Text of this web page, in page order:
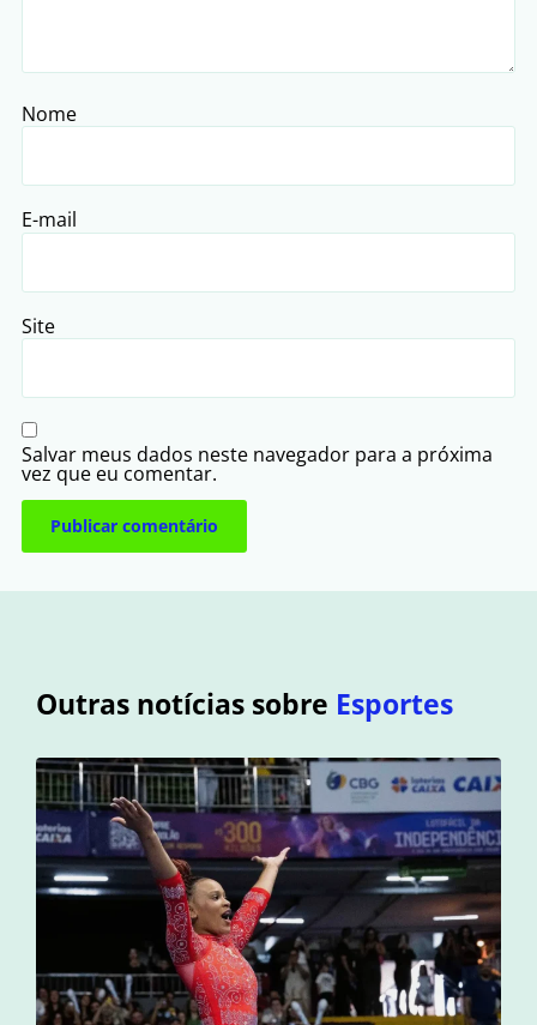
Nome
E-mail
Site
Salvar meus dados neste navegador para a próxima
vez que eu comentar.
Outras notícias sobre Esportes